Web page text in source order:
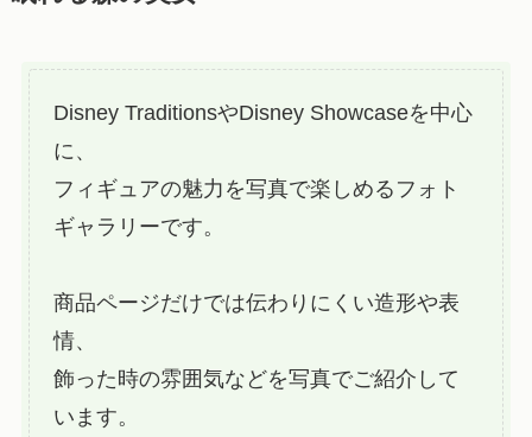
Disney TraditionsやDisney Showcaseを中心
に、
フィギュアの魅力を写真で楽しめるフォト
ギャラリーです。
商品ページだけでは伝わりにくい造形や表
情、
飾った時の雰囲気などを写真でご紹介して
います。